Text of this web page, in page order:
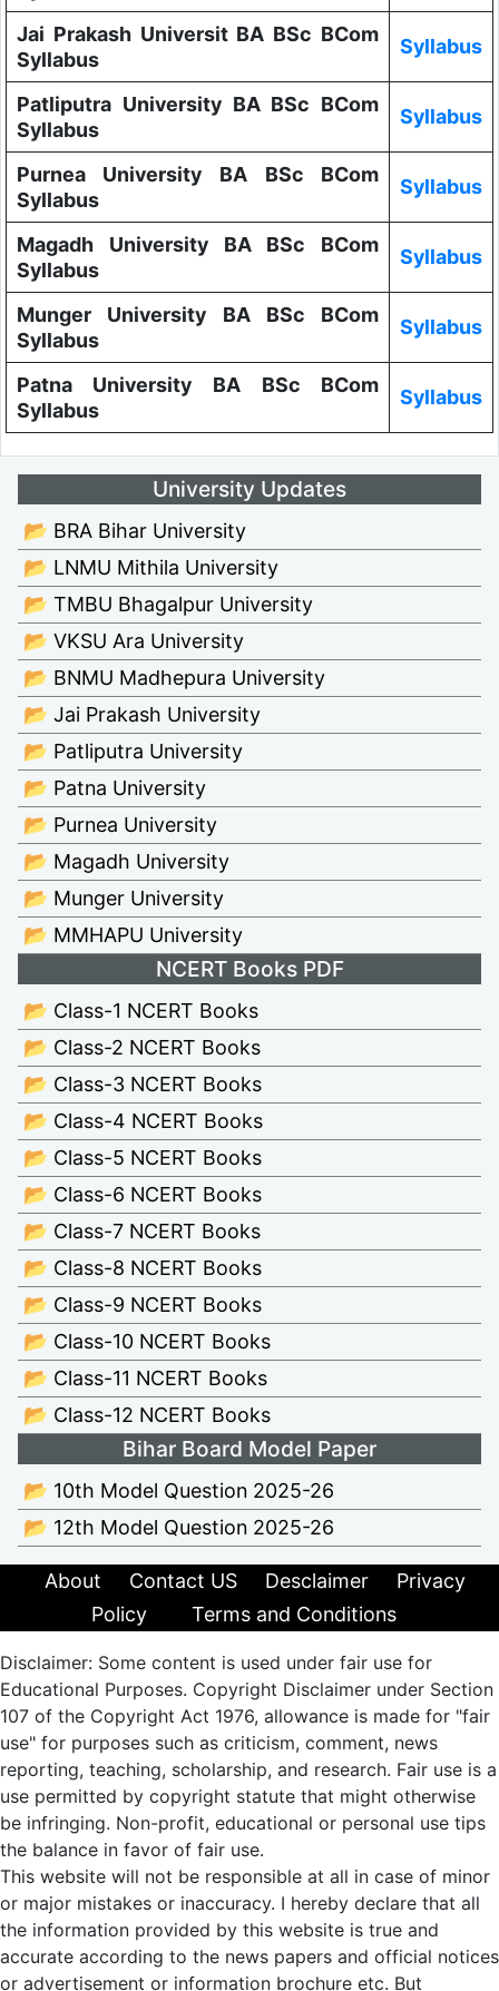
Jai Prakash Universit BA BSc BCom
Syllabus
Syllabus
Patliputra University BA BSc BCom
Syllabus
Syllabus
Purnea University BA BSc BCom
Syllabus
Syllabus
Magadh University BA BSc BCom
Syllabus
Syllabus
Munger University BA BSc BCom
Syllabus
Syllabus
Patna University BA BSc BCom
Syllabus
Syllabus
University Updates
📂 BRA Bihar University
📂 LNMU Mithila University
📂 TMBU Bhagalpur University
📂 VKSU Ara University
📂 BNMU Madhepura University
📂 Jai Prakash University
📂 Patliputra University
📂 Patna University
📂 Purnea University
📂 Magadh University
📂 Munger University
📂 MMHAPU University
NCERT Books PDF
📂 Class-1 NCERT Books
📂 Class-2 NCERT Books
📂 Class-3 NCERT Books
📂 Class-4 NCERT Books
📂 Class-5 NCERT Books
📂 Class-6 NCERT Books
📂 Class-7 NCERT Books
📂 Class-8 NCERT Books
📂 Class-9 NCERT Books
📂 Class-10 NCERT Books
📂 Class-11 NCERT Books
📂 Class-12 NCERT Books
Bihar Board Model Paper
📂 10th Model Question 2025-26
📂 12th Model Question 2025-26
About Contact US Desclaimer
Privacy
Policy
Terms and Conditions
Disclaimer: Some content is used under fair use for
Educational Purposes. Copyright Disclaimer under Section
107 of the Copyright Act 1976, allowance is made for "fair
use" for purposes such as criticism, comment, news
reporting, teaching, scholarship, and research. Fair use is a
use permitted by copyright statute that might otherwise
be infringing. Non-profit, educational or personal use tips
the balance in favor of fair use.
This website will not be responsible at all in case of minor
or major mistakes or inaccuracy. I hereby declare that all
the information provided by this website is true and
accurate according to the news papers and official notices
or advertisement or information brochure etc. But